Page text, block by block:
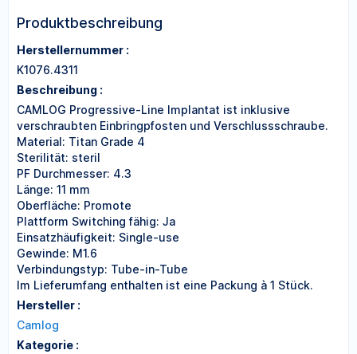
Produktbeschreibung
Herstellernummer :
K1076.4311
Beschreibung :
CAMLOG Progressive-Line Implantat ist inklusive
verschraubten Einbringpfosten und Verschlussschraube.
Material: Titan Grade 4
Sterilität: steril
PF Durchmesser: 4.3
Länge: 11 mm
Oberfläche: Promote
Plattform Switching fähig: Ja
Einsatzhäufigkeit: Single-use
Gewinde: M1.6
Verbindungstyp: Tube-in-Tube
Im Lieferumfang enthalten ist eine Packung à 1 Stück.
Hersteller :
Camlog
Kategorie :